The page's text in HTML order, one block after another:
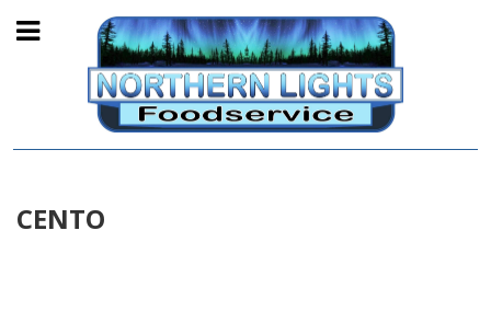
CENTO